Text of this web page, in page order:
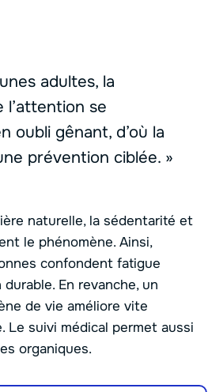
adultes, la
l’attention se
oubli gênant, d’où la
prévention ciblée. »
naturelle, la sédentarité et
le phénomène. Ainsi,
confondent fatigue
En revanche, un
de vie améliore vite
Le suivi médical permet aussi
organiques.